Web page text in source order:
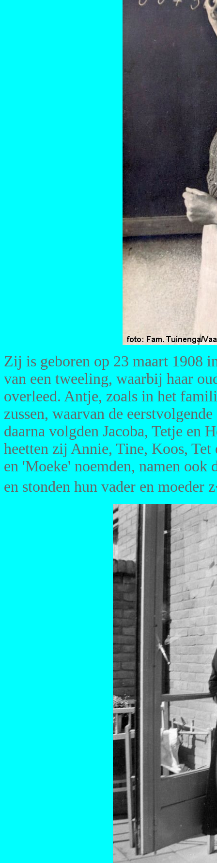
Zij is geboren op 23 maart 1908
van een tweeling, waarbij haar
overleed. Antje, zoals in het
zussen, waarvan de
daarna volgden Jacoba, Tetje en
heetten zij Annie, Tine, Koos,
en 'Moeke' noemden, namen ook
en stonden hun vader en